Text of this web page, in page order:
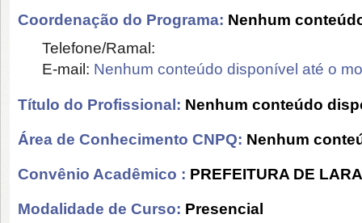
Coordenação do Programa: Nenhum
Telefone/Ramal:
E-mail: Nenhum conteúdo disponível até o
Título do Profissional: Nenhum conteúdo
Área de Conhecimento CNPQ: Nenhum
Convênio Acadêmico : PREFEITURA DE
Modalidade de Curso: Presencial